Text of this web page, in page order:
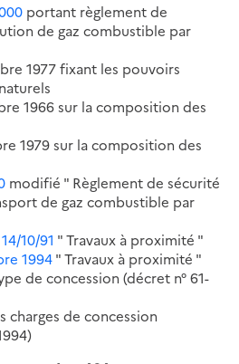
portant règlement de
de gaz combustible par
1977 fixant les pouvoirs
1966 sur la composition des
1979 sur la composition des
modifié " Règlement de sécurité
de gaz combustible par
10/91 " Travaux à proximité "
1994" Travaux à proximité "
de concession (décret n° 61-
charges de concession